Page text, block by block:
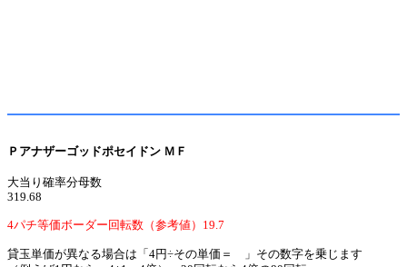
Ｐアナザーゴッドポセイドン ＭＦ
大当り確率分母数
319.68
4パチ等価ボーダー回転数（参考値）19.7
貸玉単価が異なる場合は「4円÷その単価＝ 」その数字を乗じます